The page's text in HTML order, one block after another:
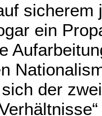
ein
der